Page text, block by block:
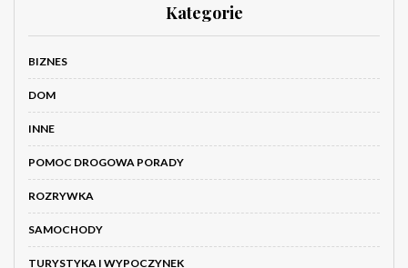
Kategorie
BIZNES
DOM
INNE
POMOC DROGOWA PORADY
ROZRYWKA
SAMOCHODY
TURYSTYKA I WYPOCZYNEK